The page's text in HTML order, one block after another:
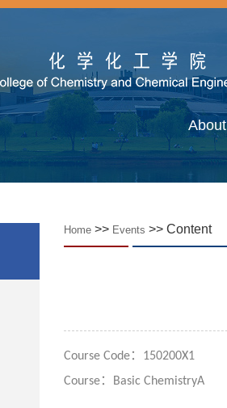
About
Home>> Events >> Content
Course Code：
150200X1
Course： Basic ChemistryA